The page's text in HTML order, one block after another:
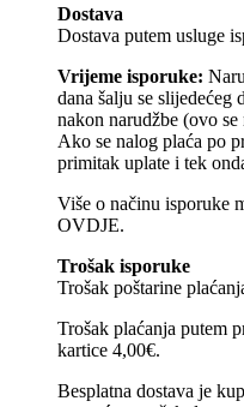
Dostava
Dostava putem usluge
Vrijeme isporuke:
dana šalju se slijedećeg
nakon narudžbe (ovo
Ako se nalog plaća po
primitak uplate i tek
Više o načinu isporuke
OVDJE.
Trošak isporuke
Trošak poštarine
Trošak plaćanja putem
kartice 4,00€.
Besplatna dostava je